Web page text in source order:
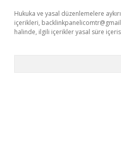
Hukuka ve yasal düzenlemelere
içerikleri,
halinde, ilgili içerikler yasal süre